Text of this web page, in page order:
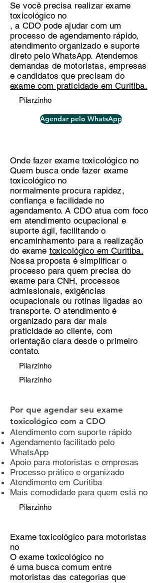
Se você precisa realizar exame
toxicológico no
, a CDO pode ajudar com um
processo de agendamento rápido,
atendimento organizado e suporte
direto pelo WhatsApp. Atendemos
demandas de motoristas, empresas
e candidatos que precisam do
exame com praticidade em Curitiba.
Pilarzinho
Agendar pelo WhatsApp
Onde fazer exame toxicológico no
Quem busca onde fazer exame
toxicológico no
normalmente procura rapidez,
confiança e facilidade no
agendamento. A CDO atua com foco
em atendimento ocupacional e
suporte ágil, facilitando o
encaminhamento para a realização
do exame toxicológico em Curitiba.
Nossa proposta é simplificar o
processo para quem precisa do
exame para CNH, processos
admissionais, exigências
ocupacionais ou rotinas ligadas ao
transporte. O atendimento é
organizado para dar mais
praticidade ao cliente, com
orientação clara desde o primeiro
contato.
Pilarzinho
Pilarzinho
Por que agendar seu exame
toxicológico com a CDO
Atendimento com suporte rápido
Agendamento facilitado pelo
WhatsApp
Apoio para motoristas e empresas
Processo prático e organizado
Atendimento em Curitiba
Mais comodidade para quem está no
Pilarzinho
Exame toxicológico para motoristas
no
O exame toxicológico no
é uma busca comum entre
motoristas das categorias que